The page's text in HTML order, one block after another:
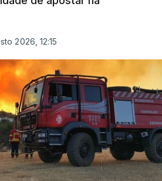
2026, 12:15